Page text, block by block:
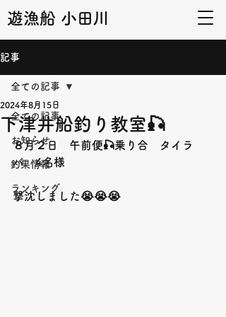
遊漁船 小田川
記事
全ての記事
お知らせ
釣果情報
ランキング
全ての記事
下津井船釣り教室🎣
2024年8月15日
８月２日　午前便🎣乗り合　タイラ
バ　4名様
撃沈しました😭😭😭